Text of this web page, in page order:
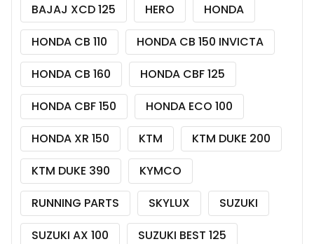
BAJAJ XCD 125
HERO
HONDA
HONDA CB 110
HONDA CB 150 INVICTA
HONDA CB 160
HONDA CBF 125
HONDA CBF 150
HONDA ECO 100
HONDA XR 150
KTM
KTM DUKE 200
KTM DUKE 390
KYMCO
RUNNING PARTS
SKYLUX
SUZUKI
SUZUKI AX 100
SUZUKI BEST 125